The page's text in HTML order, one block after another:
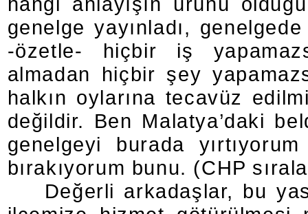
genelge yayınladı,
-özetle- hiçbir iş
almadan hiçbir şey
halkın oylarına tecavüz
değildir. Ben Malatya’daki
genelgeyi burada
bırakıyorum bunu. (CHP
Değerli arkadaşlar, bu